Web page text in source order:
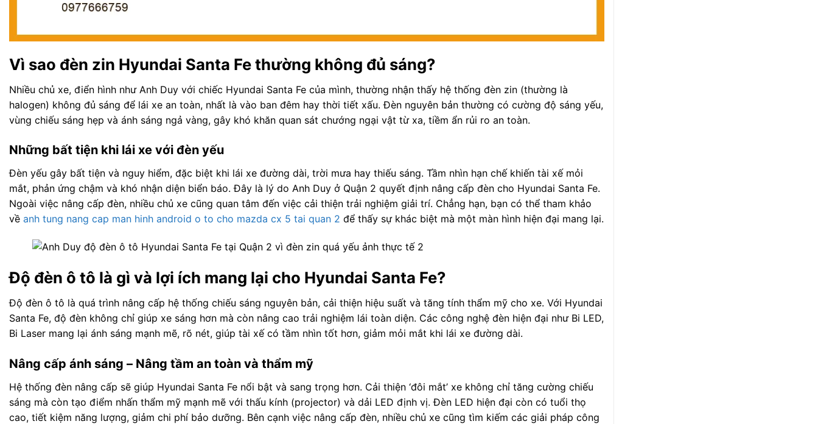
Vì sao đèn zin Hyundai Santa Fe thường không đủ sáng?
Nhiều chủ xe, điển hình như Anh Duy với chiếc Hyundai Santa Fe của mình, thường nhận thấy hệ thống đèn zin (thường là
halogen) không đủ sáng để lái xe an toàn, nhất là vào ban đêm hay thời tiết xấu. Đèn nguyên bản thường có cường độ sáng yếu,
vùng chiếu sáng hẹp và ánh sáng ngả vàng, gây khó khăn quan sát chướng ngại vật từ xa, tiềm ẩn rủi ro an toàn.
Những bất tiện khi lái xe với đèn yếu
Đèn yếu gây bất tiện và nguy hiểm, đặc biệt khi lái xe đường dài, trời mưa hay thiếu sáng. Tầm nhìn hạn chế khiến tài xế mỏi
mắt, phản ứng chậm và khó nhận diện biển báo. Đây là lý do Anh Duy ở Quận 2 quyết định nâng cấp đèn cho Hyundai Santa Fe.
Ngoài việc nâng cấp đèn, nhiều chủ xe cũng quan tâm đến việc cải thiện trải nghiệm giải trí. Chẳng hạn, bạn có thể tham khảo
về anh tung nang cap man hinh android o to cho mazda cx 5 tai quan 2 để thấy sự khác biệt mà một màn hình hiện đại mang lại.
Độ đèn ô tô là gì và lợi ích mang lại cho Hyundai Santa Fe?
Độ đèn ô tô là quá trình nâng cấp hệ thống chiếu sáng nguyên bản, cải thiện hiệu suất và tăng tính thẩm mỹ cho xe. Với Hyundai
Santa Fe, độ đèn không chỉ giúp xe sáng hơn mà còn nâng cao trải nghiệm lái toàn diện. Các công nghệ đèn hiện đại như Bi LED,
Bi Laser mang lại ánh sáng mạnh mẽ, rõ nét, giúp tài xế có tầm nhìn tốt hơn, giảm mỏi mắt khi lái xe đường dài.
Nâng cấp ánh sáng – Nâng tầm an toàn và thẩm mỹ
Hệ thống đèn nâng cấp sẽ giúp Hyundai Santa Fe nổi bật và sang trọng hơn. Cải thiện ‘đôi mắt’ xe không chỉ tăng cường chiếu
sáng mà còn tạo điểm nhấn thẩm mỹ mạnh mẽ với thấu kính (projector) và dải LED định vị. Đèn LED hiện đại còn có tuổi thọ
cao, tiết kiệm năng lượng, giảm chi phí bảo dưỡng. Bên cạnh việc nâng cấp đèn, nhiều chủ xe cũng tìm kiếm các giải pháp công